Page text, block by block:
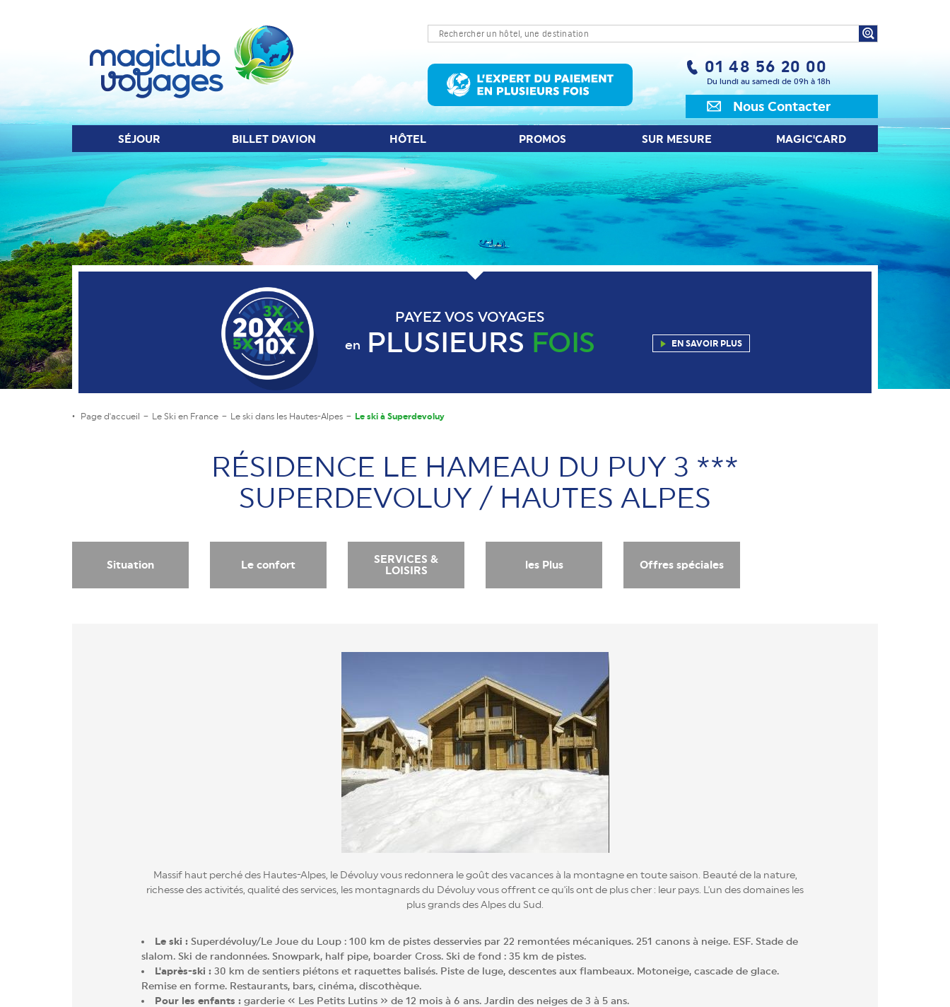
01 48 56 20 00
Du lundi au samedi de 09h à 18h
Nous Contacter
SÉJOUR BILLET D'AVION HÔTEL PROMOS SUR MESURE MAGIC'CARD
PAYEZ VOS VOYAGES
en PLUSIEURS FOIS EN SAVOIR PLUS
Page d'accueil Le Ski en France Le ski dans les Hautes-Alpes Le ski à Superdevoluy
RÉSIDENCE LE HAMEAU DU PUY 3 ***
SUPERDEVOLUY / HAUTES ALPES
Situation Le confort
SERVICES &
LOISIRS
les Plus Offres spéciales
Massif haut perché des Hautes-Alpes, le Dévoluy vous redonnera le goût des vacances à la montagne en toute saison. Beauté de la nature,
richesse des activités, qualité des services, les montagnards du Dévoluy vous offrent ce qu'ils ont de plus cher : leur pays. L'un des domaines les
plus grands des Alpes du Sud.
Le ski : Superdévoluy/Le Joue du Loup : 100 km de pistes desservies par 22 remontées mécaniques. 251 canons à neige. ESF. Stade de
slalom. Ski de randonnées. Snowpark, half pipe, boarder Cross. Ski de fond : 35 km de pistes.
L'après-ski :30 km de sentiers piétons et raquettes balisés. Piste de luge, descentes aux flambeaux. Motoneige, cascade de glace.
Remise en forme. Restaurants, bars, cinéma, discothèque.
Pour les enfants :garderie « Les Petits Lutins » de 12 mois à 6 ans. Jardin des neiges de 3 à 5 ans.